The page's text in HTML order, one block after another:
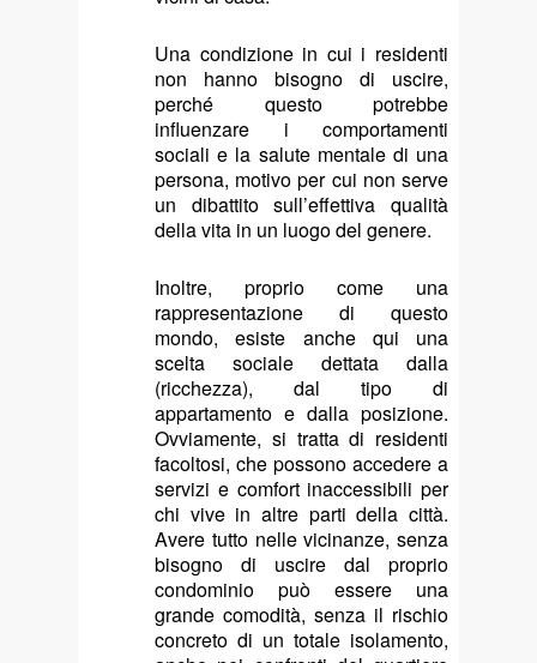
Una condizione in cui i residenti
non hanno bisogno di uscire,
perché questo potrebbe
influenzare i comportamenti
sociali e la salute mentale di una
persona, motivo per cui non serve
un dibattito sull’effettiva qualità
della vita in un luogo del genere.
Inoltre, proprio come una
rappresentazione di questo
mondo, esiste anche qui una
scelta sociale dettata dalla
(ricchezza), dal tipo di
appartamento e dalla posizione.
Ovviamente, si tratta di residenti
facoltosi, che possono accedere a
servizi e comfort inaccessibili per
chi vive in altre parti della città.
Avere tutto nelle vicinanze, senza
bisogno di uscire dal proprio
condominio può essere una
grande comodità, senza il rischio
concreto di un totale isolamento,